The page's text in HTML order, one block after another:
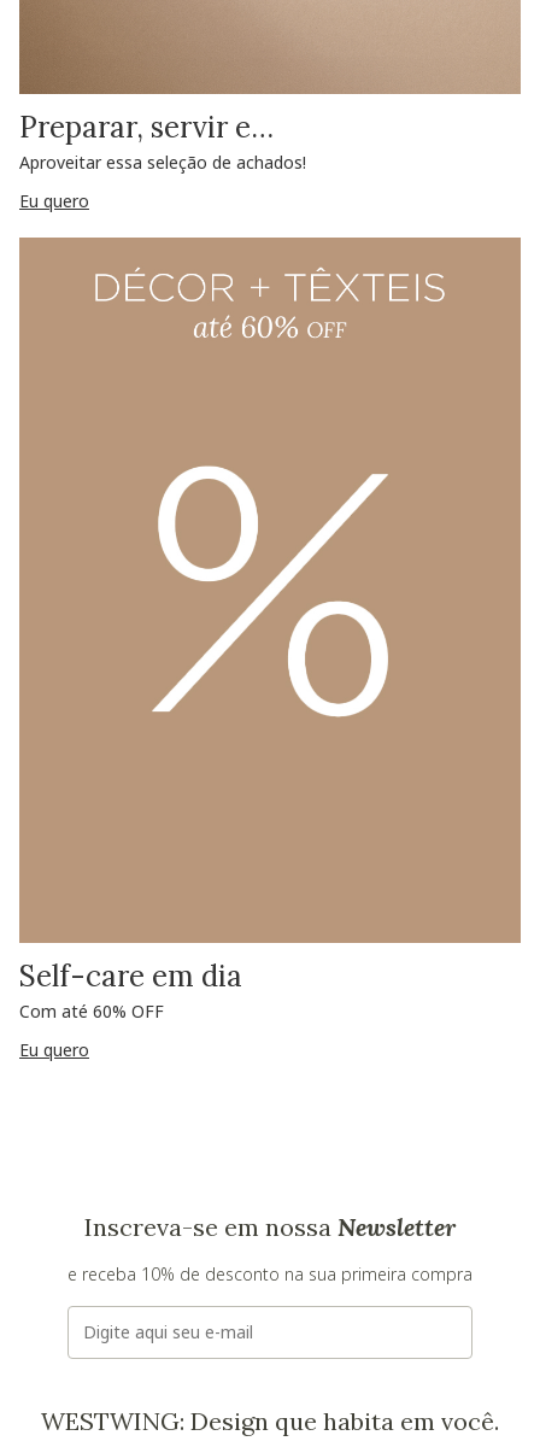
Preparar, servir e…
Aproveitar essa seleção de achados!
Eu quero
Self-care em dia
Com até 60% OFF
Eu quero
Inscreva-se em nossa Newsletter
e receba 10% de desconto na sua primeira compra
E-mail
WESTWING: Design que habita em você.